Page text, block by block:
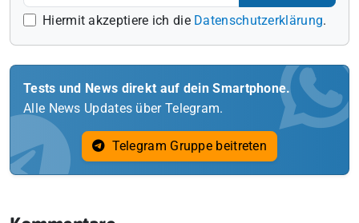
Hiermit akzeptiere ich die Datenschutzerklärung.
Tests und News direkt auf dein Smartphone.
Alle News Updates über Telegram.
Telegram Gruppe beitreten